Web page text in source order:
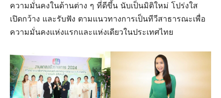
ความมั่นคงในด้านต่าง ๆ ที่ดีขึ้น นับเป็นมิติใหม่ โปร่งใส
เปิดกว้าง และรับฟัง ตามแนวทางการเป็นทีวีสาธารณะเพื่อ
ความมั่นคงแห่งแรกและแห่งเดียวในประเทศไทย